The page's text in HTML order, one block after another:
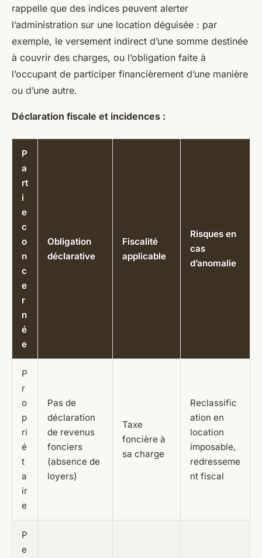
rappelle que des indices peuvent alerter
l’administration sur une location déguisée : par
exemple, le versement indirect d’une somme destinée
à couvrir des charges, ou l’obligation faite à
l’occupant de participer financièrement d’une manière
ou d’une autre.
Déclaration fiscale et incidences :
P
a
rt
i
e
c
o
n
c
e
r
n
é
e
Obligation
déclarative
Fiscalité
applicable
Risques en
cas
d’anomalie
P
r
o
p
ri
é
t
a
ir
e
Pas de
déclaration
de revenus
fonciers
(absence de
loyers)
Taxe
foncière à
sa charge
Reclassific
ation en
location
imposable,
redresseme
nt fiscal
P
e